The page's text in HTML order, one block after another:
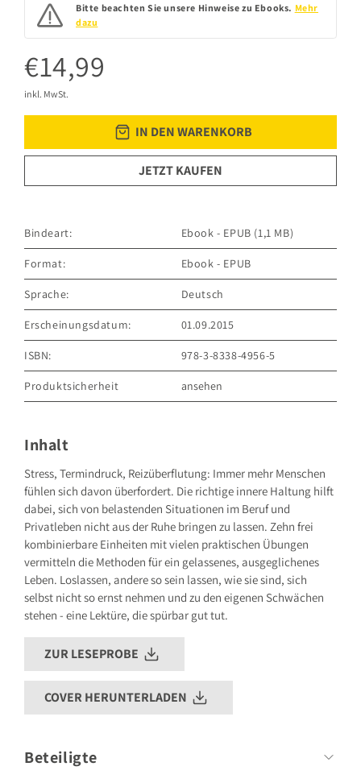
Bitte beachten Sie unsere Hinweise zu Ebooks. Mehr
dazu
€14,99
inkl. MwSt.
IN DEN WARENKORB
JETZT KAUFEN
Bindeart: Ebook - EPUB (1,1 MB)
Format: Ebook - EPUB
Sprache: Deutsch
Erscheinungsdatum: 01.09.2015
ISBN: 978-3-8338-4956-5
Produktsicherheit
ansehen
81675 München
Deutschland
Sicherheitshinweis entsprechend Art. 9 Abs. 7 S. 2 derGPSR
entbehrlich
Inhalt
Stress, Termindruck, Reizüberflutung: Immer mehr Menschen
fühlen sich davon überfordert. Die richtige innere Haltung hilft
dabei, sich von belastenden Situationen im Beruf und
Privatleben nicht aus der Ruhe bringen zu lassen. Zehn frei
kombinierbare Einheiten mit vielen praktischen Übungen
vermitteln die Methoden für ein gelassenes, ausgeglichenes
Leben. Loslassen, andere so sein lassen, wie sie sind, sich
selbst nicht so ernst nehmen und zu den eigenen Schwächen
stehen - eine Lektüre, die spürbar gut tut.
ZUR LESEPROBE
COVER HERUNTERLADEN
Beteiligte